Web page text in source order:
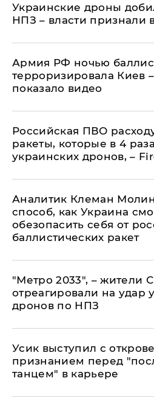
Украинские дроны
НПЗ – власти признали
Армия РФ ночью
терроризировала Киев
показало видео
Российская ПВО
ракеты, которые в 4
украинских дронов, –
Аналитик Клеман
способ, как Украина
обезопасить себя от
баллистических ракет
"Метро 2033", – жители
отреагировали на удар
дронов по НПЗ
Усик выступил с
признанием перед
танцем" в карьере